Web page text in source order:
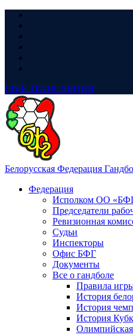
LIVE ТРАНСЛЯЦИЯ
Белорусская Федерация
Федерация
Исполком ОО
Председатели
Ревизионная
Судьи
Инспекторы
Офис БФГ
Документы
Все о гандболе
Правила
История
История
История
Олимпийская